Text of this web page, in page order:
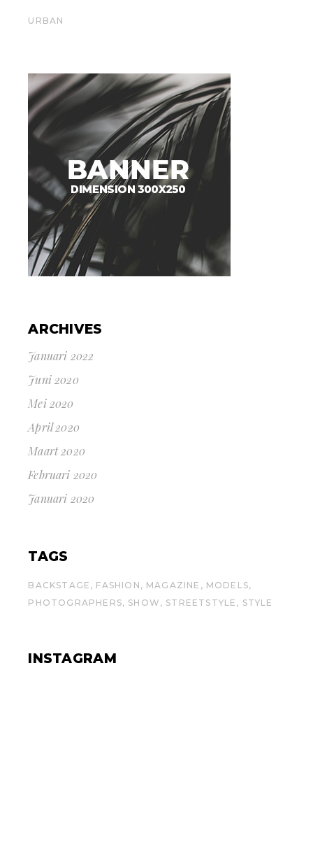
URBAN
ARCHIVES
Januari 2022
Juni 2020
Mei 2020
April 2020
Maart 2020
Februari 2020
Januari 2020
TAGS
BACKSTAGE FASHION MAGAZINE
MODELS
PHOTOGRAPHERS
SHOW STREETSTYLE STYLE
INSTAGRAM